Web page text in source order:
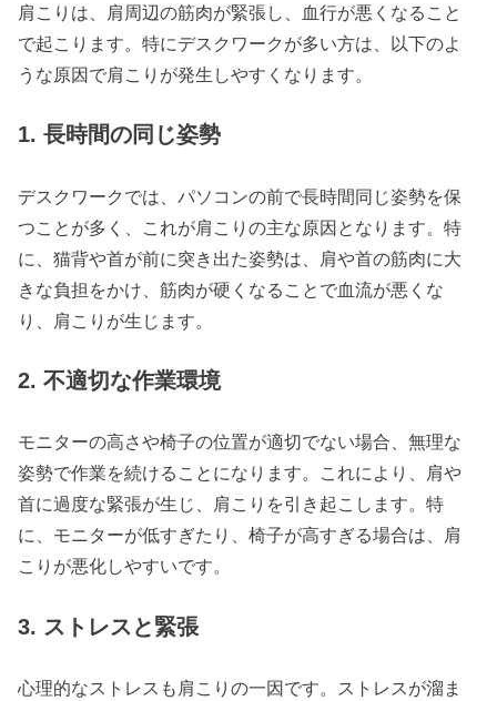
肩こりは、肩周辺の筋肉が緊張し、血行が悪くなること
で起こります。特にデスクワークが多い方は、以下のよ
うな原因で肩こりが発生しやすくなります。
1. 長時間の同じ姿勢
デスクワークでは、パソコンの前で長時間同じ姿勢を保
つことが多く、これが肩こりの主な原因となります。特
に、猫背や首が前に突き出た姿勢は、肩や首の筋肉に大
きな負担をかけ、筋肉が硬くなることで血流が悪くな
り、肩こりが生じます。
2. 不適切な作業環境
モニターの高さや椅子の位置が適切でない場合、無理な
姿勢で作業を続けることになります。これにより、肩や
首に過度な緊張が生じ、肩こりを引き起こします。特
に、モニターが低すぎたり、椅子が高すぎる場合は、肩
こりが悪化しやすいです。
3. ストレスと緊張
心理的なストレスも肩こりの一因です。ストレスが溜ま